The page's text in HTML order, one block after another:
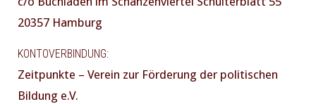
20357 Hamburg
KONTOVERBINDUNG:
Zeitpunkte – Verein zur Förderung der politischen
Bildung e.V.